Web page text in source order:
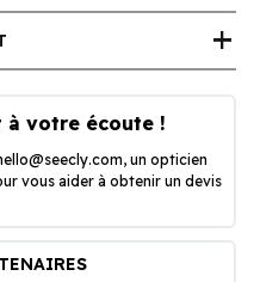
add
à votre écoute !
, un opticien
vous aider à obtenir un devis